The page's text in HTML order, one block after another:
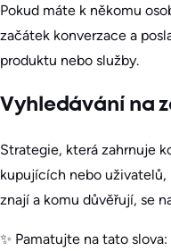
Pokud máte k někomu
začátek konverzace a
produktu nebo služby.
Vyhledávání na
Strategie, která zahrnuje
kupujících nebo
znají a komu důvěřují, se
✨ Pamatujte na tato slova: